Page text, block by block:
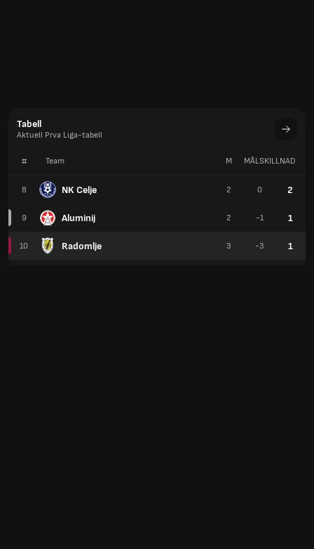
Tabell
Aktuell Prva Liga-tabell
# Team
8 NK Celje
9 Aluminij
10 Radomlje
M MÅLSKILLNAD
2 0 2
2 -1 1
3 -3 1